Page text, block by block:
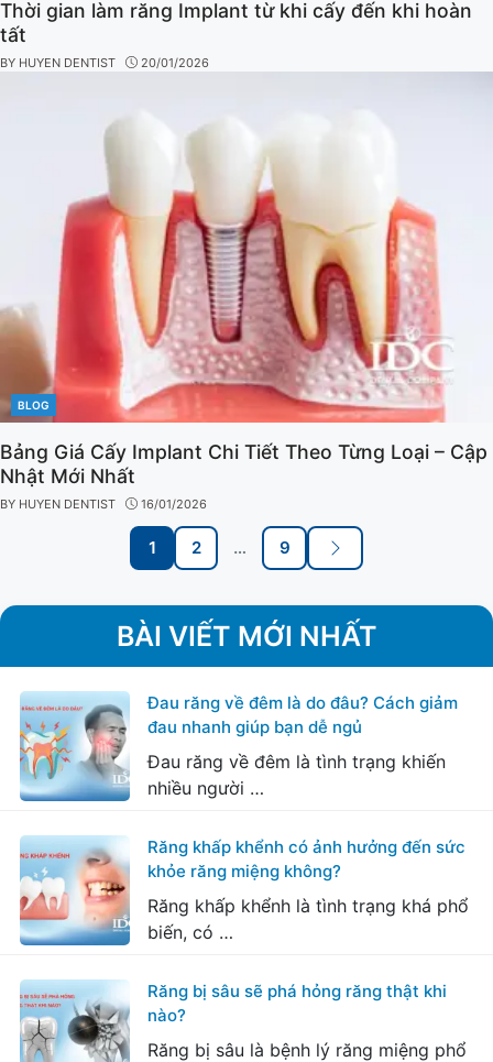
Thời gian làm răng Implant từ khi cấy đến khi hoàn
tất
BY HUYEN DENTIST 20/01/2026
CATEGORIES
BLOG
Bảng Giá Cấy Implant Chi Tiết Theo Từng Loại – Cập
Nhật Mới Nhất
BY HUYEN DENTIST 16/01/2026
Page
1
Page
2 …
Page
9
Next
BÀI VIẾT MỚI NHẤT
Đau răng về đêm là do đâu? Cách giảm
đau nhanh giúp bạn dễ ngủ
Đau răng về đêm là tình trạng khiến
nhiều người …
Răng khấp khểnh có ảnh hưởng đến sức
khỏe răng miệng không?
Răng khấp khểnh là tình trạng khá phổ
biến, có …
Răng bị sâu sẽ phá hỏng răng thật khi
nào?
Răng bị sâu là bệnh lý răng miệng phổ